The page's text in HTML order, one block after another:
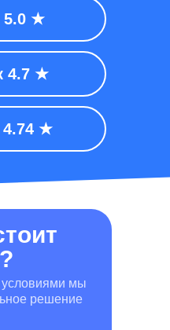
5.0 ★
4.74 ★
4.7 ★
мы
решение